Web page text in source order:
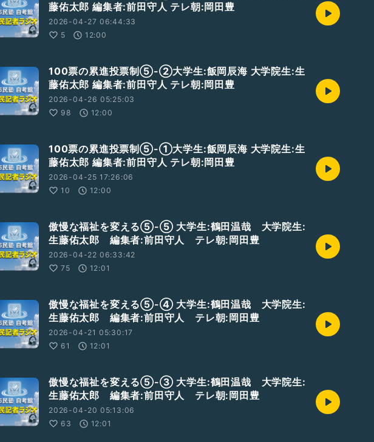
藤佑太郎 編集者:前田守人 テレ朝:岡田豊
2026-04-27 06:44:33
5
12:00
100票の累進投票制⑤-②大学生:飯岡辰海 大学院生:生
藤佑太郎 編集者:前田守人 テレ朝:岡田豊
2026-04-26 05:25:03
98
12:00
100票の累進投票制⑤-①大学生:飯岡辰海 大学院生:生
藤佑太郎 編集者:前田守人 テレ朝:岡田豊
2026-04-25 17:26:06
10
12:00
傲慢な福祉を変える⑤-⑤ 大学生:鶴田温哉 大学院生:
生藤佑太郎 編集者:前田守人 テレ朝:岡田豊
2026-04-22 06:33:42
75
12:01
傲慢な福祉を変える⑤-④ 大学生:鶴田温哉 大学院生:
生藤佑太郎 編集者:前田守人 テレ朝:岡田豊
2026-04-21 05:30:17
61
12:01
傲慢な福祉を変える⑤-③ 大学生:鶴田温哉 大学院生:
生藤佑太郎 編集者:前田守人 テレ朝:岡田豊
2026-04-20 05:13:06
63
12:01